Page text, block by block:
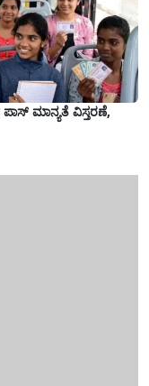
ಮಾನ್ಯತೆ ವಿಸ್ತರಣೆ,